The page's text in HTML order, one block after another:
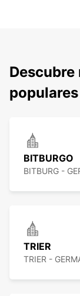
BITBURGO
BITBURG -
TRIER
TRIER -